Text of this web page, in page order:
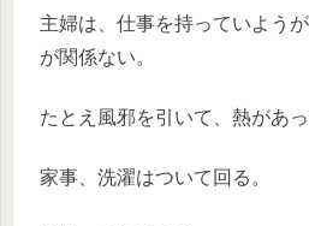
主婦は、仕事を持っていよう
が関係ない。
たとえ風邪を引いて、熱があ
家事、洗濯はついて回る。